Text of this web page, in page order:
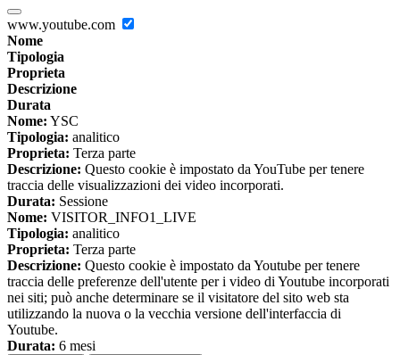
www.youtube.com
Nome
Tipologia
Proprieta
Descrizione
Durata
Nome: YSC
Tipologia: analitico
Proprieta: Terza parte
Descrizione: Questo cookie è impostato da YouTube per tenere
traccia delle visualizzazioni dei video incorporati.
Durata: Sessione
Nome: VISITOR_INFO1_LIVE
Tipologia: analitico
Proprieta: Terza parte
Descrizione: Questo cookie è impostato da Youtube per tenere
traccia delle preferenze dell'utente per i video di Youtube incorporati
nei siti; può anche determinare se il visitatore del sito web sta
utilizzando la nuova o la vecchia versione dell'interfaccia di
Youtube.
Durata: 6 mesi